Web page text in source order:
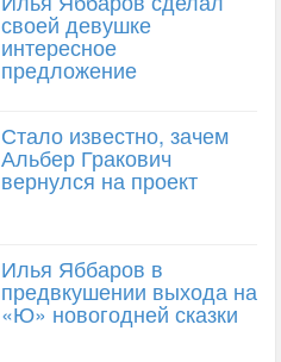
своей девушке
интересное
предложение
Стало известно, зачем
Альбер Гракович
вернулся на проект
Илья Яббаров в
предвкушении выхода на
«Ю» новогодней сказки